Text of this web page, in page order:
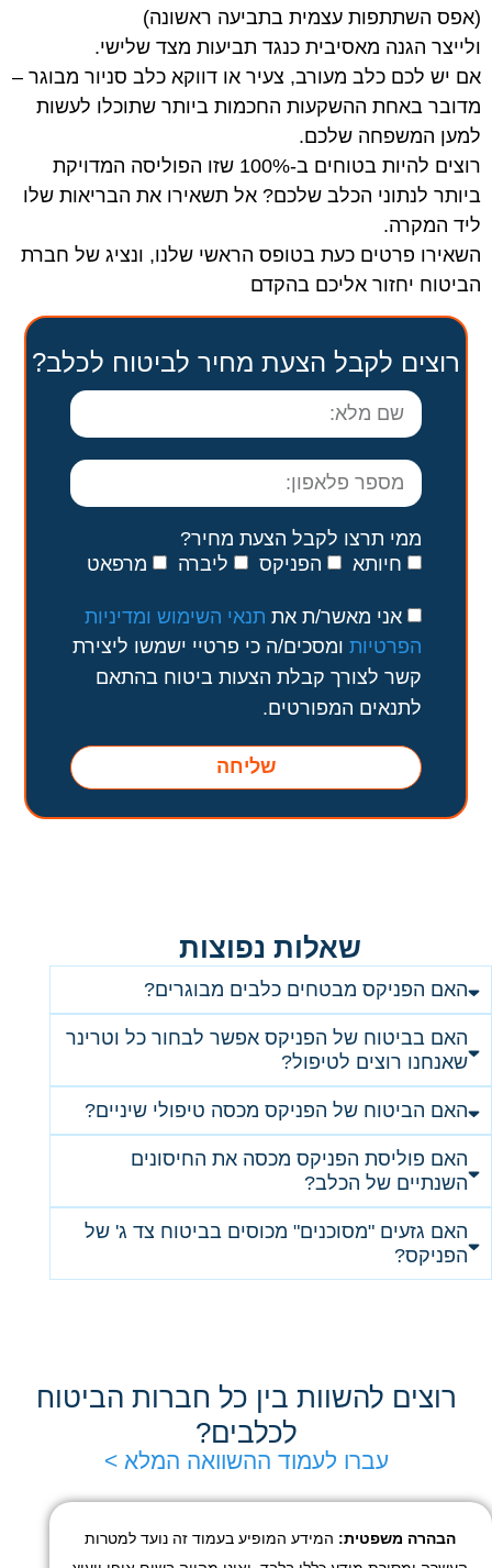
(אפס השתתפות עצמית בתביעה ראשונה)
ולייצר הגנה מאסיבית כנגד תביעות מצד שלישי.
אם יש לכם כלב מעורב, צעיר או דווקא כלב סניור מבוגר –
מדובר באחת ההשקעות החכמות ביותר שתוכלו לעשות
למען המשפחה שלכם.
רוצים להיות בטוחים ב-100% שזו הפוליסה המדויקת
ביותר לנתוני הכלב שלכם? אל תשאירו את הבריאות שלו
ליד המקרה.
השאירו פרטים כעת בטופס הראשי שלנו, ונציג של חברת
הביטוח יחזור אליכם בהקדם
רוצים לקבל הצעת מחיר לביטוח לכלב?
ממי תרצו לקבל הצעת מחיר?
חיותא
הפניקס ליברה מרפאט
אני מאשר/ת את תנאי השימוש ומדיניות
הפרטיות ומסכים/ה כי פרטיי ישמשו ליצירת
קשר לצורך קבלת הצעות ביטוח בהתאם
לתנאים המפורטים.
שליחה
שאלות נפוצות
האם הפניקס מבטחים כלבים מבוגרים?
האם בביטוח של הפניקס אפשר לבחור כל וטרינר
שאנחנו רוצים לטיפול?
האם הביטוח של הפניקס מכסה טיפולי שיניים?
האם פוליסת הפניקס מכסה את החיסונים
השנתיים של הכלב?
האם גזעים "מסוכנים" מכוסים בביטוח צד ג' של
הפניקס?
רוצים להשוות בין כל חברות הביטוח
לכלבים?
עברו לעמוד ההשוואה המלא >
הבהרה משפטית: המידע המופיע בעמוד זה נועד למטרות